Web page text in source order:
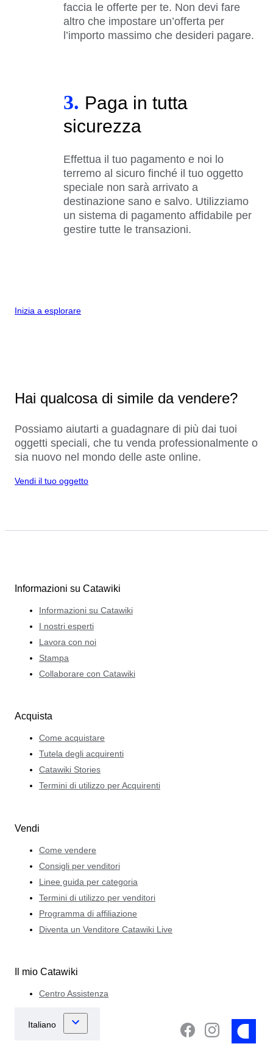
faccia le offerte per te. Non devi fare
altro che impostare un’offerta per
l’importo massimo che desideri pagare.
3. Paga in tutta
sicurezza
Effettua il tuo pagamento e noi lo
terremo al sicuro finché il tuo oggetto
speciale non sarà arrivato a
destinazione sano e salvo. Utilizziamo
un sistema di pagamento affidabile per
gestire tutte le transazioni.
Inizia a esplorare
Hai qualcosa di simile da vendere?
Possiamo aiutarti a guadagnare di più dai tuoi
oggetti speciali, che tu venda professionalmente o
sia nuovo nel mondo delle aste online.
Vendi il tuo oggetto
Informazioni su Catawiki
Informazioni su Catawiki
I nostri esperti
Lavora con noi
Stampa
Collaborare con Catawiki
Acquista
Come acquistare
Tutela degli acquirenti
Catawiki Stories
Termini di utilizzo per Acquirenti
Vendi
Come vendere
Consigli per venditori
Linee guida per categoria
Termini di utilizzo per venditori
Programma di affiliazione
Diventa un Venditore Catawiki Live
Il mio Catawiki
Centro Assistenza